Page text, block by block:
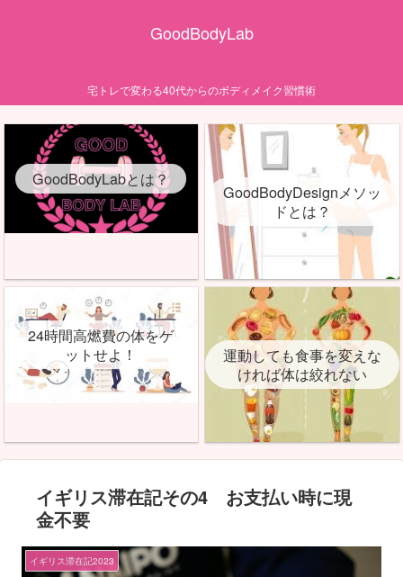
GoodBodyLab
宅トレで変わる40代からのボディメイク習慣術
GoodBodyLabとは？
GoodBodyDesignメソッ
ドとは？
24時間高燃費の体をゲ
ットせよ！
運動しても食事を変えな
ければ体は絞れない
イギリス滞在記その4 お支払い時に現
金不要
イギリス滞在記2023